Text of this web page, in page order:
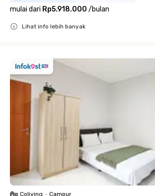
mulai dari Rp5.918.000 /bulan
Lihat info lebih banyak
Coliving • Campur